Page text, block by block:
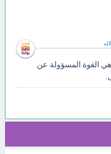
القوة المسؤولة عن